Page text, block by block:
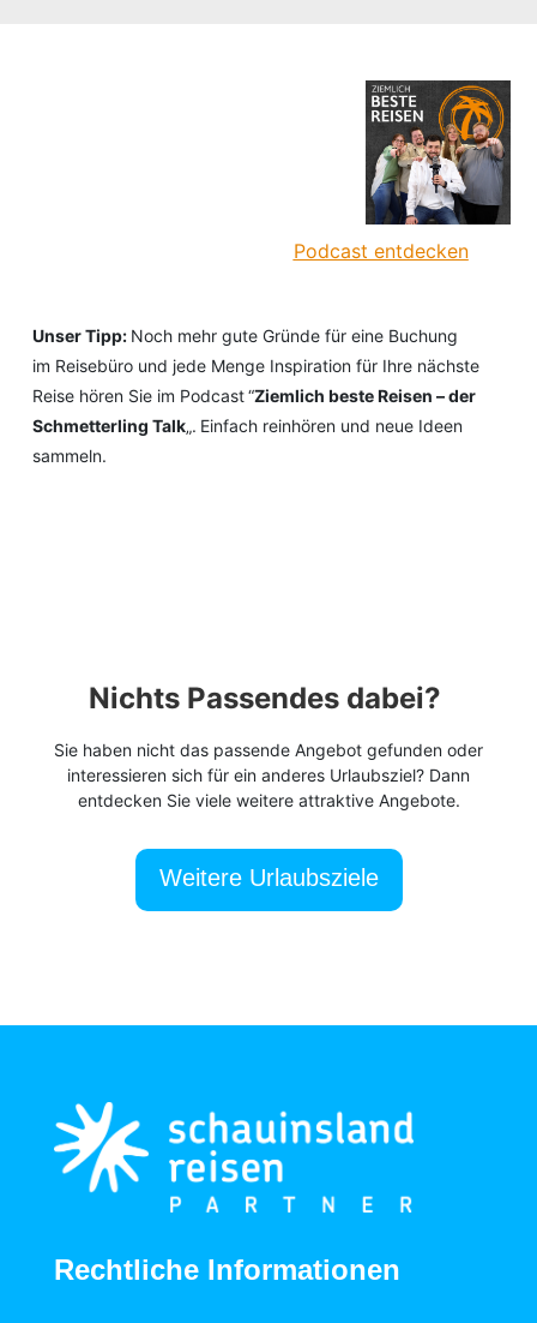
Podcast entdecken
Unser Tipp: Noch mehr gute Gründe für eine Buchung
im Reisebüro und jede Menge Inspiration für Ihre nächste
Reise hören Sie im Podcast “Ziemlich beste Reisen – der
Schmetterling Talk„. Einfach reinhören und neue Ideen
sammeln.
Nichts Passendes dabei?
Sie haben nicht das passende Angebot gefunden oder
interessieren sich für ein anderes Urlaubsziel? Dann
entdecken Sie viele weitere attraktive Angebote.
Weitere Urlaubsziele
Rechtliche Informationen